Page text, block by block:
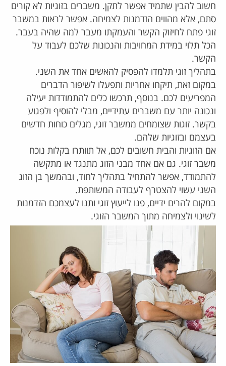
חשוב להבין שתמיד אפשר לתקן. משברים בזוגיות לא קורים
סתם, אלא מהווים הזדמנות לצמיחה. אפשר לראות במשבר
זוגי פתח לחיזוק הקשר והעמקתו מעבר למה שהיה בעבר.
הכל תלוי במידת המחויבות והנכונות שלכם לעבוד על
הקשר.
בתהליך זוגי תלמדו להפסיק להאשים אחד את השני.
במקום זאת, תיקחו אחריות ותפעלו לשיפור הדברים
המפריעים לכם. בנוסף, תרכשו כלים להתמודדות יעילה
ונכונה יותר עם משברים עתידיים, מבלי להוסיף ולפגוע
בקשר. זוגות שצומחים ממשבר זוגי, מגלים כוחות חדשים
בעצמם ובזוגיות שלהם.
אם הזוגיות והבית חשובים לכם, אל תוותרו בקלות נוכח
משבר זוגי. גם אם אחד מבני הזוג מתנגד או מתקשה
להתמודד, אפשר להתחיל בתהליך לחוד, ובהמשך בן הזוג
השני עשוי להצטרף לעבודה המשותפת.
במקום להרים ידיים, פנו לייעוץ זוגי ותנו לעצמכם הזדמנות
לשינוי ולצמיחה מתוך המשבר הזוגי.